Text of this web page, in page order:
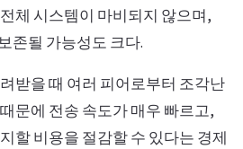
체 시스템이 마비되지 않으며,
존될 가능성도 크다.
받을 때 여러 피어로부터 조각난
문에 전송 속도가 매우 빠르고,
할 비용을 절감할 수 있다는 경제